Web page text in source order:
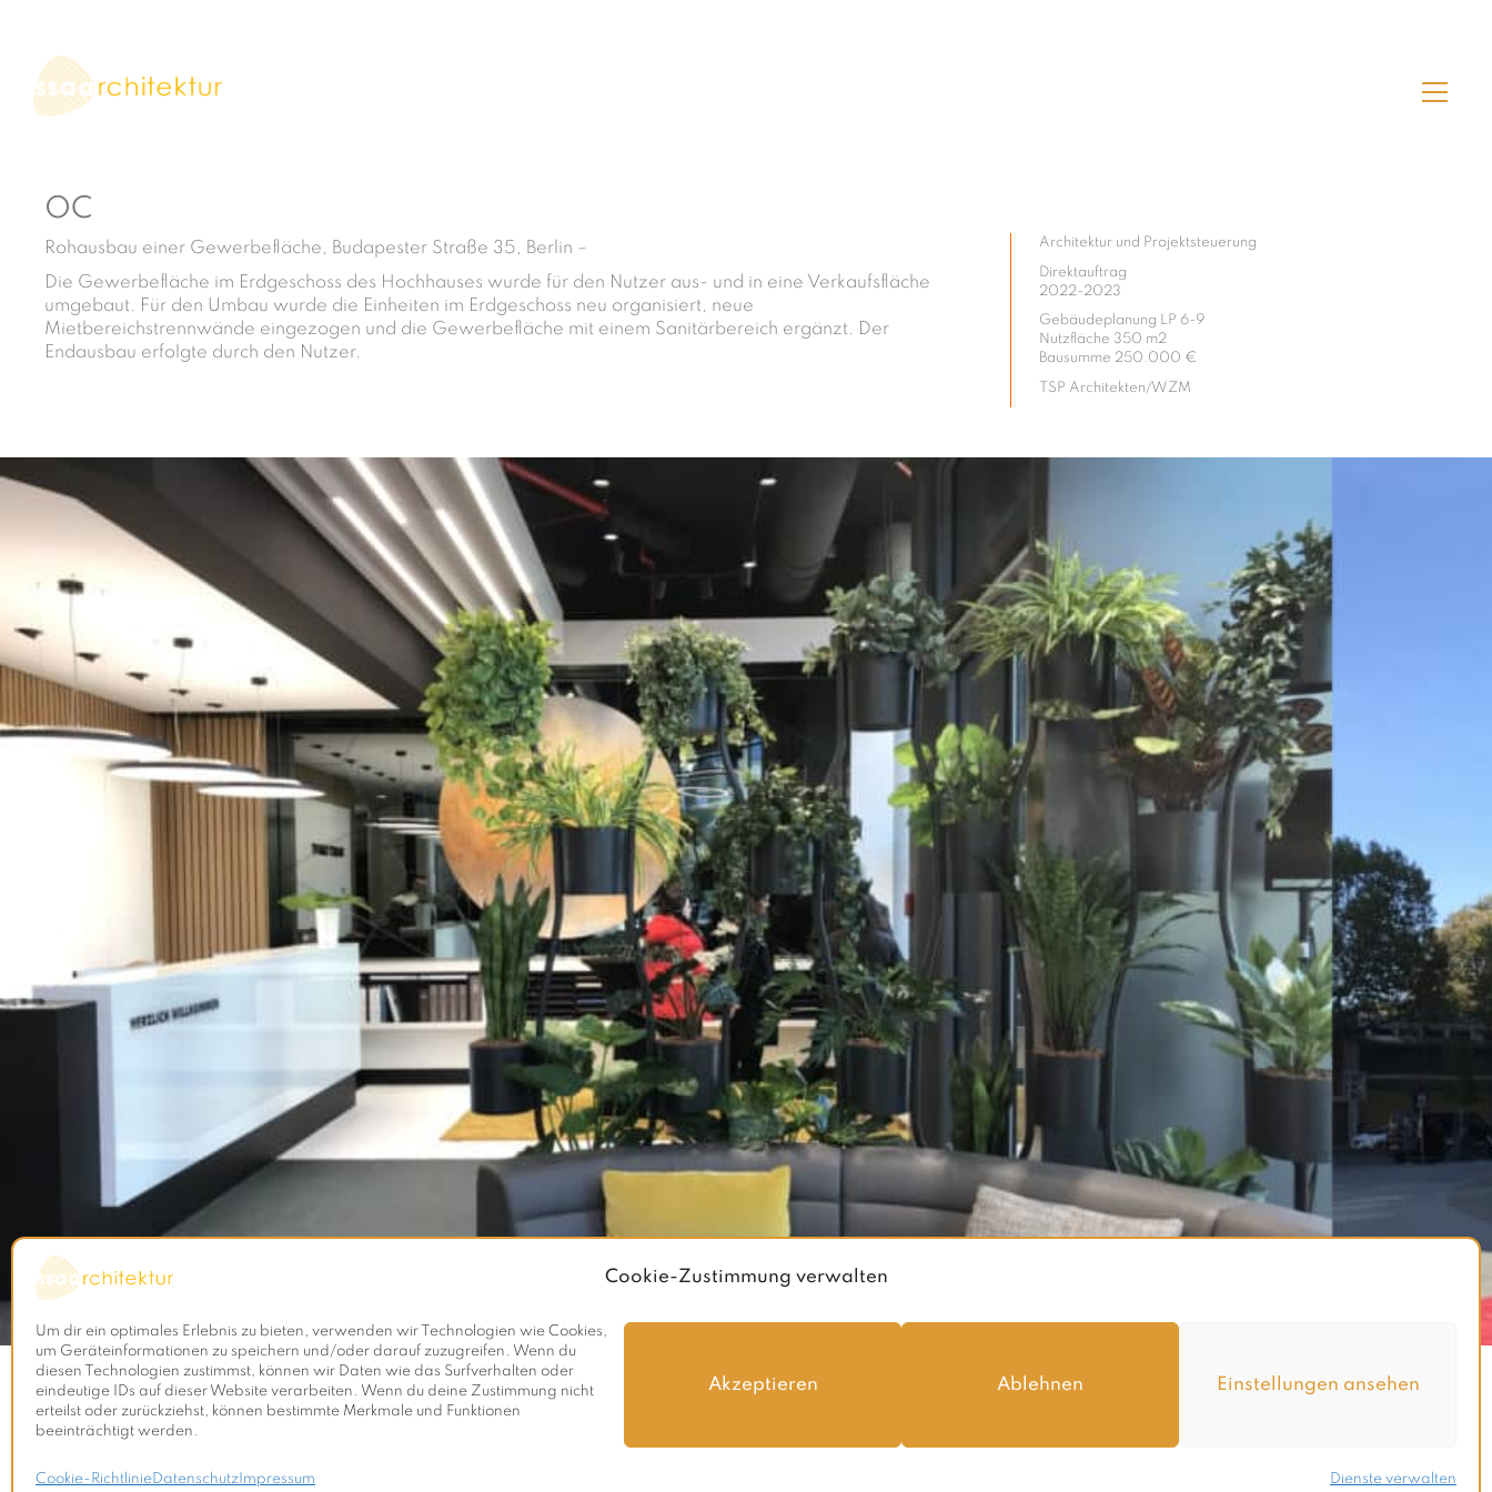
Cookie-Zustimmung verwalten
Um dir ein optimales Erlebnis zu bieten, verwenden wir Technologien wie Cookies,
um Geräteinformationen zu speichern und/oder darauf zuzugreifen. Wenn du
diesen Technologien zustimmst, können wir Daten wie das Surfverhalten oder
eindeutige IDs auf dieser Website verarbeiten. Wenn du deine Zustimmung nicht
erteilst oder zurückziehst, können bestimmte Merkmale und Funktionen
beeinträchtigt werden.
Dienste verwalten
Akzeptieren Ablehnen Einstellungen ansehen
Cookie-RichtlinieDatenschutz Impressum
OC
Rohausbau einer Gewerbefläche, Budapester Straße 35, Berlin –
Die Gewerbefläche im Erdgeschoss des Hochhauses wurde für den Nutzer aus- und in eine Verkaufsfläche
umgebaut. Für den Umbau wurde die Einheiten im Erdgeschoss neu organisiert, neue
Mietbereichstrennwände eingezogen und die Gewerbefläche mit einem Sanitärbereich ergänzt. Der
Endausbau erfolgte durch den Nutzer.
Architektur und Projektsteuerung
Direktauftrag
2022-2023
Gebäudeplanung LP 6-9
Nutzfläche 350 m2
Bausumme 250.000 €
TSP Architekten/WZM